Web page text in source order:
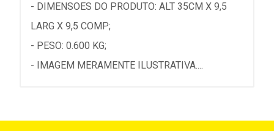
- DIMENSOES DO PRODUTO: ALT 35CM X 9,5
LARG X 9,5 COMP;
- PESO: 0.600 KG;
- IMAGEM MERAMENTE ILUSTRATIVA....